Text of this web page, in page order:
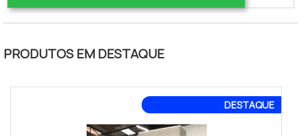
compromisso social e qualidade de
ACÚSTICA DE SOBREPOR Há muitas
área de atuação. A Solucionne canaliza
PRODUTOS EM DESTAQUE
DESTAQUE